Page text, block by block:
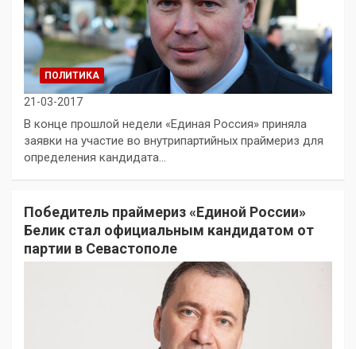
ПОЛИТИКА
21-03-2017
В конце прошлой недели «Единая Россия» приняла
заявки на участие во внутрипартийных праймериз для
определения кандидата…
Победитель праймериз «Единой России»
Белик стал официальным кандидатом от
партии в Севастополе